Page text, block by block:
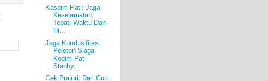
Kasdim Pati: Jaga
Keselamatan,
Tepati Waktu Dan
Hi...
Jaga Kondusifitas,
Peleton Siaga
Kodim Pati
Stanby...
Cek Prajurit Dari Cuti